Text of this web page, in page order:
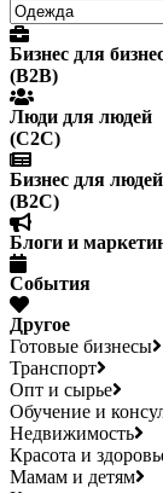
Бизнес для
(B2B)
Люди для людей
(С2С)
Бизнес для людей
(B2C)
Блоги и
События
Другое
Готовые бизнесы
Транспорт
Опт и сырье
Обучение и
Недвижимость
Красота и
Мамам и детям